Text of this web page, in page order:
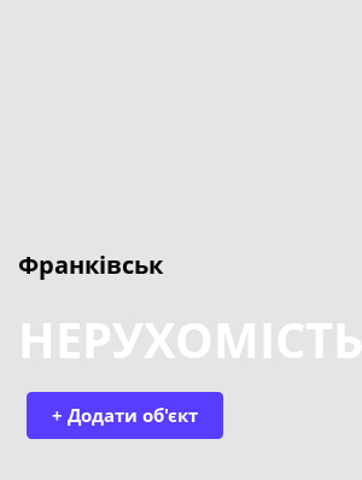
Франківськ
НЕРУХОМІСТЬ
+ Додати об'єкт